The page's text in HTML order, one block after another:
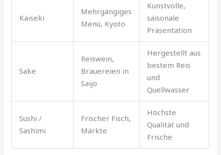
Kaiseki
Mehrgängiges
Menü, Kyoto
Kunstvolle,
saisonale
Präsentation
Sake
Reiswein,
Brauereien in
Saijo
Hergestellt aus
bestem Reis
und
Quellwasser
Sushi /
Sashimi
Frischer Fisch,
Märkte
Höchste
Qualität und
Frische